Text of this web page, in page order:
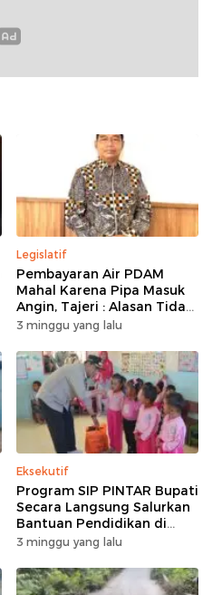
Legislatif
Pembayaran Air PDAM
Mahal Karena Pipa Masuk
Angin, Tajeri : Alasan Tidak
Masuk Akal
3 minggu yang lalu
Eksekutif
Program SIP PINTAR Bupati
Secara Langsung Salurkan
Bantuan Pendidikan di
Desa Mampuak ll
3 minggu yang lalu